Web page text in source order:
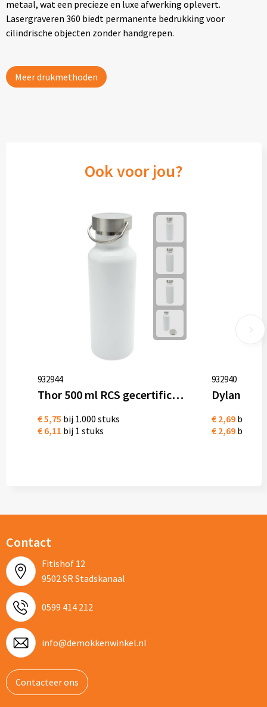
metaal, wat een precieze en luxe afwerking oplevert.
Lasergraveren 360 biedt permanente bedrukking voor
cilindrische objecten zonder handgrepen.
Meer drukmethoden
Ook voor jou?
932944
Thor 500 ml RCS gecertificeerde waterfles van gerecycled roestvrijstaal
€ 5,75 bij 1.000 stuks
€ 6,11 bij 1 stuks
932940
€ 2,69 bij
€ 2,69 bij 1
Contact
Fitishof 12
9502 SR Stadskanaal
0599 414 212
info@demokkenwinkel.nl
Contacteer ons